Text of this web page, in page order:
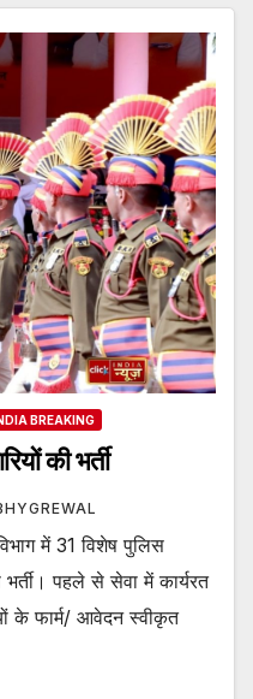
BREAKING
की भर्ती
में 31 विशेष पुलिस
पहले से सेवा में कार्यरत
के फार्म/ आवेदन स्वीकृत